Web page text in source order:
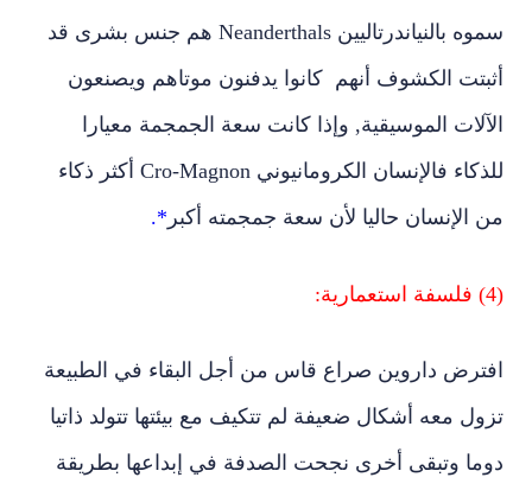
سموه بالنياندرتاليين Neanderthals هم جنس بشرى قد
أثبتت الكشوف أنهم كانوا يدفنون موتاهم ويصنعون
الآلات الموسيقية, وإذا كانت سعة الجمجمة معيارا
للذكاء فالإنسان الكرومانيوني Cro-Magnon أكثر ذكاء
من الإنسان حاليا لأن سعة جمجمته أكبر *.
(4) فلسفة استعمارية:
افترض داروين صراع قاس من أجل البقاء في الطبيعة
تزول معه أشكال ضعيفة لم تتكيف مع بيئتها تتولد ذاتيا
دوما وتبقى أخرى نجحت الصدفة في إبداعها بطريقة